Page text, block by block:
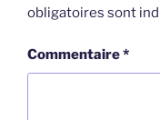
obligatoires sont
Commentaire*